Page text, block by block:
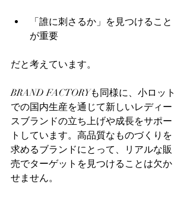
「誰に刺さるか」を見つけること
が重要
だと考えています。
BRAND FACTORYも同様に、小ロット
での国内生産を通じて新しいレディー
スブランドの立ち上げや成長をサポー
トしています。高品質なものづくりを
求めるブランドにとって、リアルな販
売でターゲットを見つけることは欠か
せません。